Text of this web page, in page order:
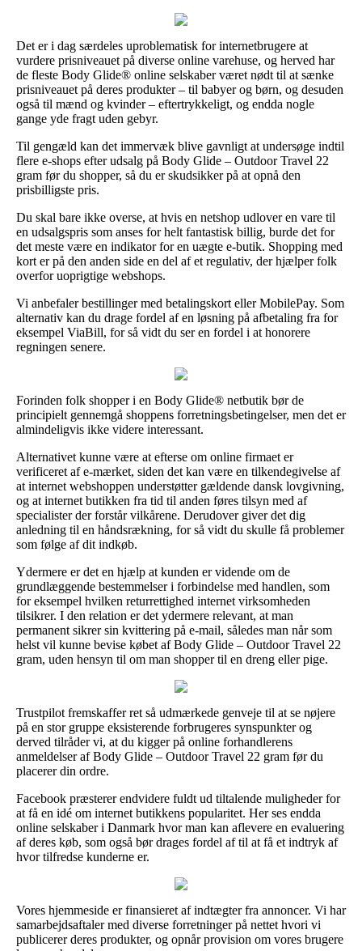
Det er i dag særdeles uproblematisk for internetbrugere at
vurdere prisniveauet på diverse online varehuse, og herved har
de fleste Body Glide® online selskaber været nødt til at sænke
prisniveauet på deres produkter – til babyer og børn, og desuden
også til mænd og kvinder – eftertrykkeligt, og endda nogle
gange yde fragt uden gebyr.
Til gengæld kan det immervæk blive gavnligt at undersøge indtil
flere e-shops efter udsalg på Body Glide – Outdoor Travel 22
gram før du shopper, så du er skudsikker på at opnå den
prisbilligste pris.
Du skal bare ikke overse, at hvis en netshop udlover en vare til
en udsalgspris som anses for helt fantastisk billig, burde det for
det meste være en indikator for en uægte e-butik. Shopping med
kort er på den anden side en del af et regulativ, der hjælper folk
overfor uoprigtige webshops.
Vi anbefaler bestillinger med betalingskort eller MobilePay. Som
alternativ kan du drage fordel af en løsning på afbetaling fra for
eksempel ViaBill, for så vidt du ser en fordel i at honorere
regningen senere.
Forinden folk shopper i en Body Glide® netbutik bør de
principielt gennemgå shoppens forretningsbetingelser, men det er
almindeligvis ikke videre interessant.
Alternativet kunne være at efterse om online firmaet er
verificeret af e-mærket, siden det kan være en tilkendegivelse af
at internet webshoppen understøtter gældende dansk lovgivning,
og at internet butikken fra tid til anden føres tilsyn med af
specialister der forstår vilkårene. Derudover giver det dig
anledning til en håndsrækning, for så vidt du skulle få problemer
som følge af dit indkøb.
Ydermere er det en hjælp at kunden er vidende om de
grundlæggende bestemmelser i forbindelse med handlen, som
for eksempel hvilken returrettighed internet virksomheden
tilsikrer. I den relation er det ydermere relevant, at man
permanent sikrer sin kvittering på e-mail, således man når som
helst vil kunne bevise købet af Body Glide – Outdoor Travel 22
gram, uden hensyn til om man shopper til en dreng eller pige.
Trustpilot fremskaffer ret så udmærkede genveje til at se nøjere
på en stor gruppe eksisterende forbrugeres synspunkter og
derved tilråder vi, at du kigger på online forhandlerens
anmeldelser af Body Glide – Outdoor Travel 22 gram før du
placerer din ordre.
Facebook præsterer endvidere fuldt ud tiltalende muligheder for
at få en idé om internet butikkens popularitet. Her ses endda
online selskaber i Danmark hvor man kan aflevere en evaluering
af deres køb, som også bør drages fordel af til at få et indtryk af
hvor tilfredse kunderne er.
Vores hjemmeside er finansieret af indtægter fra annoncer. Vi har
samarbejdsaftaler med diverse forretninger på nettet hvori vi
publicerer deres produkter, og opnår provision om vores brugere